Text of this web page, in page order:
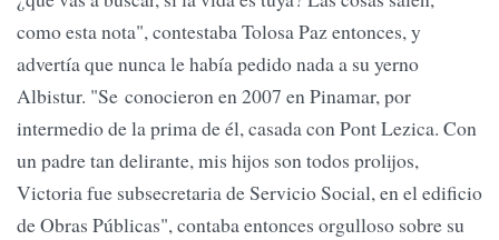
como esta nota", contestaba Tolosa Paz entonces, y
advertía que nunca le había pedido nada a su yerno
Albistur. "Se conocieron en 2007 en Pinamar, por
intermedio de la prima de él, casada con Pont Lezica. Con
un padre tan delirante, mis hijos son todos prolijos,
Victoria fue subsecretaria de Servicio Social, en el edificio
de Obras Públicas", contaba entonces orgulloso sobre su